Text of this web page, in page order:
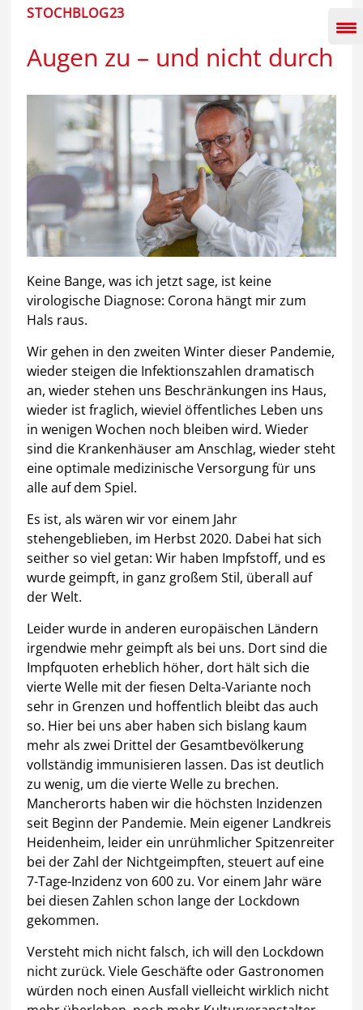
Inhalt
springen
STOCHBLOG23
Augen zu – und nicht durch
Keine Bange, was ich jetzt sage, ist keine
virologische Diagnose: Corona hängt mir zum
Hals raus.
Wir gehen in den zweiten Winter dieser Pandemie,
wieder steigen die Infektionszahlen dramatisch
an, wieder stehen uns Beschränkungen ins Haus,
wieder ist fraglich, wieviel öffentliches Leben uns
in wenigen Wochen noch bleiben wird. Wieder
sind die Krankenhäuser am Anschlag, wieder steht
eine optimale medizinische Versorgung für uns
alle auf dem Spiel.
Es ist, als wären wir vor einem Jahr
stehengeblieben, im Herbst 2020. Dabei hat sich
seither so viel getan: Wir haben Impfstoff, und es
wurde geimpft, in ganz großem Stil, überall auf
der Welt.
Leider wurde in anderen europäischen Ländern
irgendwie mehr geimpft als bei uns. Dort sind die
Impfquoten erheblich höher, dort hält sich die
vierte Welle mit der fiesen Delta-Variante noch
sehr in Grenzen und hoffentlich bleibt das auch
so. Hier bei uns aber haben sich bislang kaum
mehr als zwei Drittel der Gesamtbevölkerung
vollständig immunisieren lassen. Das ist deutlich
zu wenig, um die vierte Welle zu brechen.
Mancherorts haben wir die höchsten Inzidenzen
seit Beginn der Pandemie. Mein eigener Landkreis
Heidenheim, leider ein unrühmlicher Spitzenreiter
bei der Zahl der Nichtgeimpften, steuert auf eine
7-Tage-Inzidenz von 600 zu. Vor einem Jahr wäre
bei diesen Zahlen schon lange der Lockdown
gekommen.
Versteht mich nicht falsch, ich will den Lockdown
nicht zurück. Viele Geschäfte oder Gastronomen
würden noch einen Ausfall vielleicht wirklich nicht